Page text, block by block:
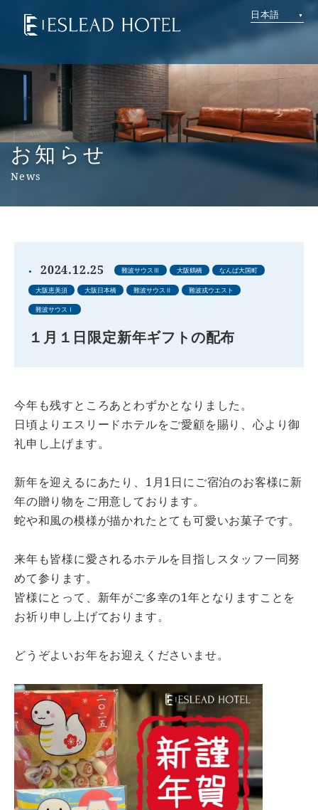
日本語
お知らせ
News
2024.12.25 難波サウスⅢ 大阪鶴橋 なんば大国町
大阪恵美須 大阪日本橋 難波サウスⅡ 難波戎ウエスト
難波サウスⅠ
１月１日限定新年ギフトの配布
今年も残すところあとわずかとなりました。
日頃よりエスリードホテルをご愛顧を賜り、心より御
礼申し上げます。
新年を迎えるにあたり、1月1日にご宿泊のお客様に新
年の贈り物をご用意しております。
蛇や和風の模様が描かれたとても可愛いお菓子です。
来年も皆様に愛されるホテルを目指しスタッフ一同努
めて参ります。
皆様にとって、新年がご多幸の1年となりますことを
お祈り申し上げております。
どうぞよいお年をお迎えくださいませ。